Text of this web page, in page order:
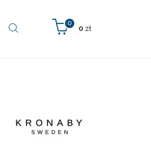
0
0 zł